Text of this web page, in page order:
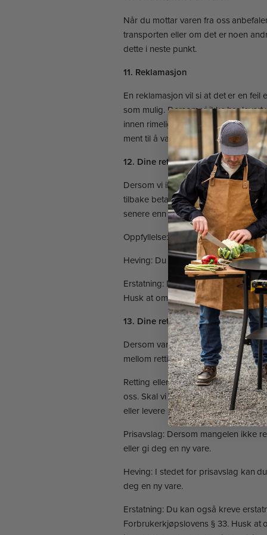
Når du mottar varen fra oss
transporten eller om det er noen
dette i neste punkt.
11. Reklamasjon
En reklamasjon vil si at det er en
som mulig. Dersom vi ikke har
innen rimelig tid. Denne beskjeden
ment til å vare vesentlig lengre.
12. Dine rettigheter ved forsinkelse
Dersom vi ikke leverer varen(e)
tilbake betaling, kreve at vi leverer,
senere enn avtalt. Men generelt er
Oppfyllelse: Du kan kreve at vi skal
Heving: Du kan kreve å gå fra
Erstatning: Du kan kreve erstatning
Husk at om du skal kreve noe av
13. Dine rettigheter ved mangel
Dersom varen har en mangel og
mellom retting og omlevering, kreve
Retting eller omlevering: Du kan
oss. Skal vi reparere eller levere ny
eller levere ny, men ikke mer enn to
Prisavslag: Dersom mangelen ikke
eller gi deg en ny vare.
Heving: I stedet for prisavslag kan
deg en ny vare.
Erstatning: Du kan også kreve
Forbrukerkjøpslovens § 33. Husk at